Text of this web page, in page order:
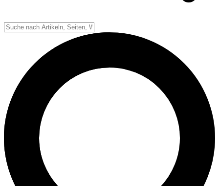
Punkte & Scoring
Strafen & Fouls
Schiedsrichter
Football Lexikon